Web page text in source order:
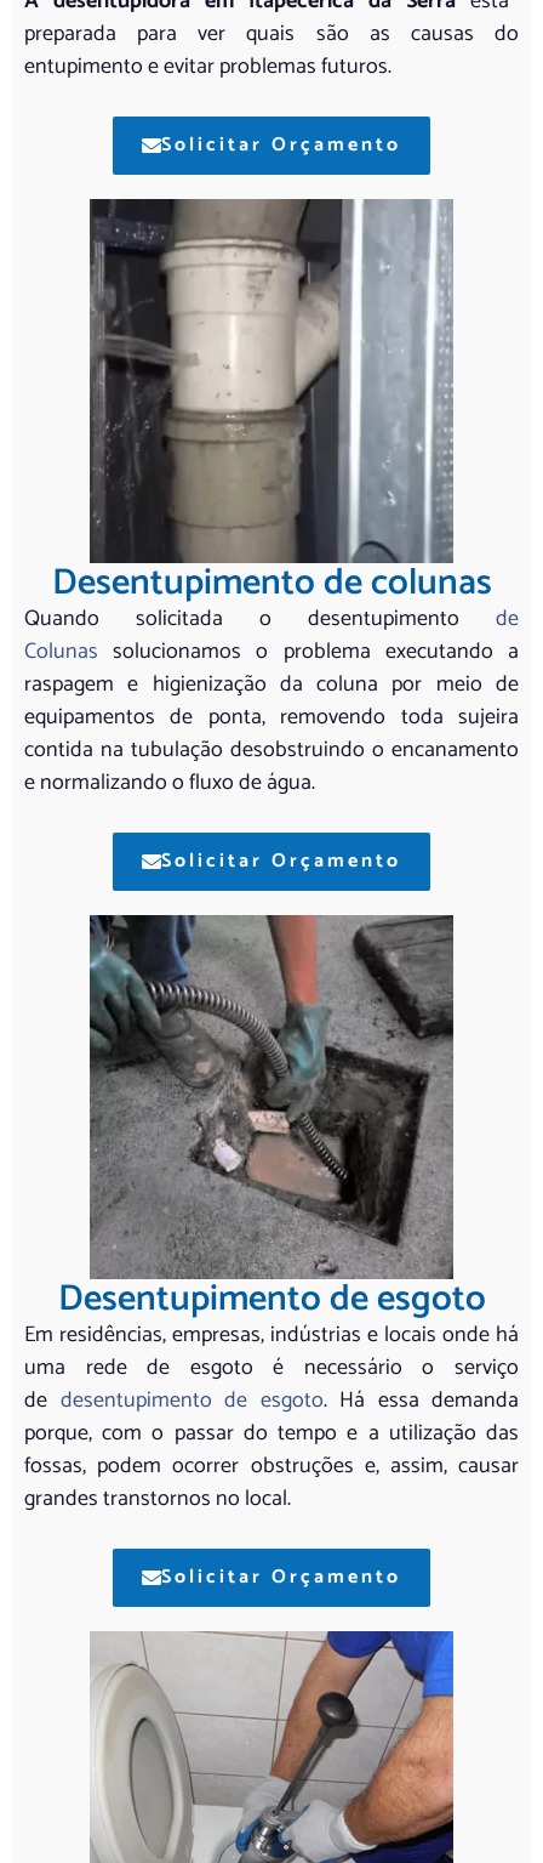
preparada para ver quais são as causas do
entupimento e evitar problemas futuros.
Solicitar Orçamento
Desentupimento de colunas
Quando solicitada o desentupimento de
Colunas solucionamos o problema executando a
raspagem e higienização da coluna por meio de
equipamentos de ponta, removendo toda sujeira
contida na tubulação desobstruindo o encanamento
e normalizando o fluxo de água.
Solicitar Orçamento
Desentupimento de esgoto
Em residências, empresas, indústrias e locais onde há
uma rede de esgoto é necessário o serviço
de desentupimento de esgoto. Há essa demanda
porque, com o passar do tempo e a utilização das
fossas, podem ocorrer obstruções e, assim, causar
grandes transtornos no local.
Solicitar Orçamento